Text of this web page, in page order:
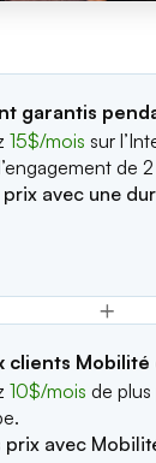
garantis
15$/mois sur
de 2
avec une
+
clients Mobilité
10$/mois de plus
prix avec